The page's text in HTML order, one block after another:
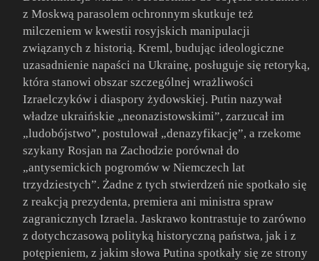
z Moskwą parasolem ochronnym skutkuje też
milczeniem w kwestii rosyjskich manipulacji
związanych z historią. Kreml, budując ideologiczne
uzasadnienie napaści na Ukrainę, posługuje się retoryką,
która stanowi obszar szczególnej wrażliwości
Izraelczyków i diaspory żydowskiej. Putin nazywał
władze ukraińskie „neonazistowskimi”, zarzucał im
„ludobójstwo”, postulował „denazyfikację”, a rzekome
szykany Rosjan na Zachodzie porównał do
„antysemickich pogromów w Niemczech lat
trzydziestych”. Żadne z tych stwierdzeń nie spotkało się
z reakcją prezydenta, premiera ani ministra spraw
zagranicznych Izraela. Jaskrawo kontrastuje to zarówno
z dotychczasową polityką historyczną państwa, jak i z
potępieniem, z jakim słowa Putina spotkały się ze strony